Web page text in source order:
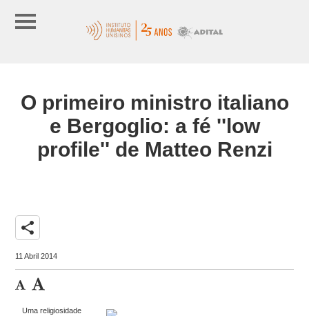
O primeiro ministro italiano
e Bergoglio: a fé ''low
profile'' de Matteo Renzi
share
11 Abril 2014
Uma religiosidade